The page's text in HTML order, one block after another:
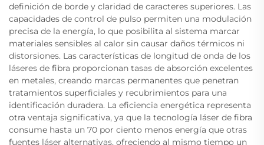
definición de borde y claridad de caracteres superiores. Las
capacidades de control de pulso permiten una modulación
precisa de la energía, lo que posibilita al sistema marcar
materiales sensibles al calor sin causar daños térmicos ni
distorsiones. Las características de longitud de onda de los
láseres de fibra proporcionan tasas de absorción excelentes
en metales, creando marcas permanentes que penetran
tratamientos superficiales y recubrimientos para una
identificación duradera. La eficiencia energética representa
otra ventaja significativa, ya que la tecnología láser de fibra
consume hasta un 70 por ciento menos energía que otras
fuentes láser alternativas, ofreciendo al mismo tiempo un